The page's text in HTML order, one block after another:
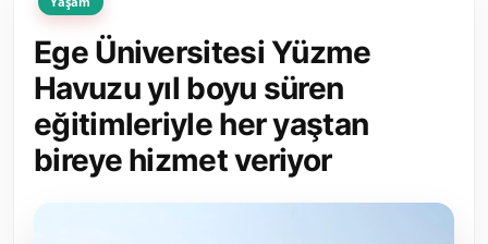
Siyasi Partiler
Yerel Yönetimler
Mülki İdare
Toplum ve Yaşam
Ege Üniversitesi Yüzme
Havuzu yıl boyu süren
eğitimleriyle her yaştan
bireye hizmet veriyor